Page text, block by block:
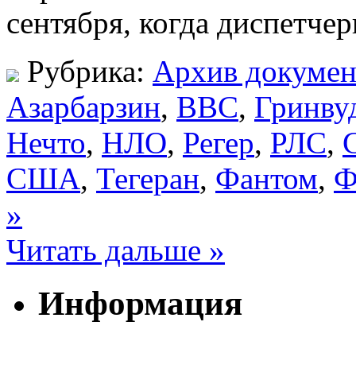
сентября, когда
Рубрика: Архив
Азарбарзин, ВВС,
Нечто, НЛО, Регер, РЛС,
США, Тегеран, Фантом,
»
Читать дальше »
Информация